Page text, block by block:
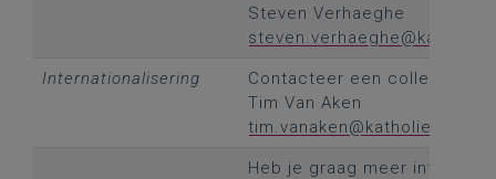
Steven Verhaeghe
Internationalisering
Contacteer een collega van
Tim Van Aken
Heb je graag meer